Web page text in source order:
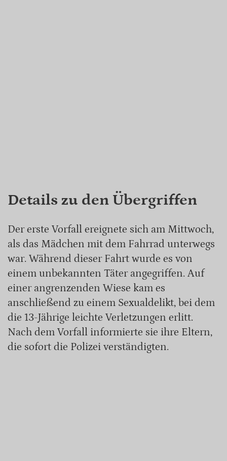
Details zu den Übergriffen
Der erste Vorfall ereignete sich am Mittwoch,
als das Mädchen mit dem Fahrrad unterwegs
war. Während dieser Fahrt wurde es von
einem unbekannten Täter angegriffen. Auf
einer angrenzenden Wiese kam es
anschließend zu einem Sexualdelikt, bei dem
die 13-Jährige leichte Verletzungen erlitt.
Nach dem Vorfall informierte sie ihre Eltern,
die sofort die Polizei verständigten.